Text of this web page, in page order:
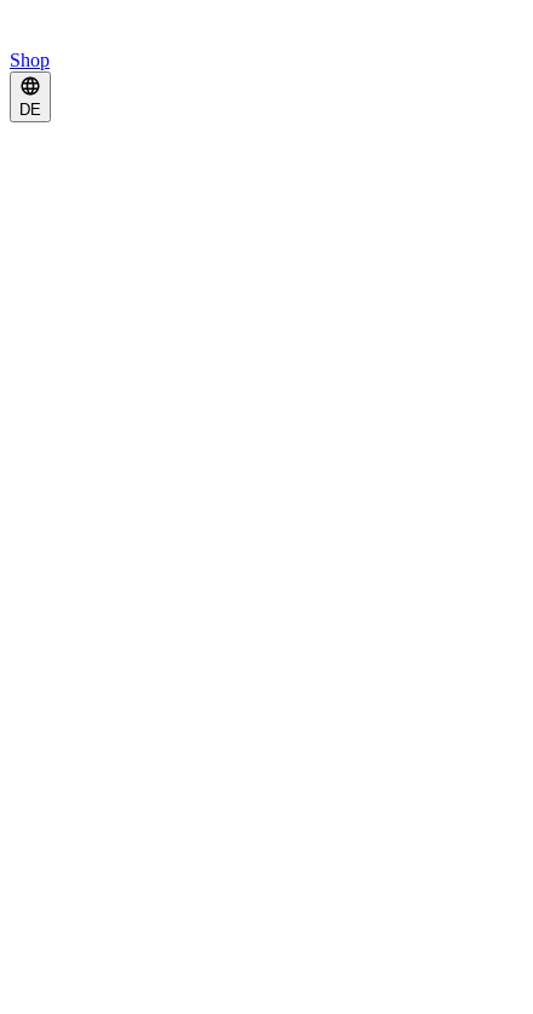
Shop
DE